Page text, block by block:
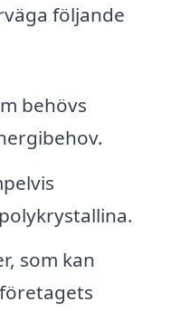
följande
behövs
som kan